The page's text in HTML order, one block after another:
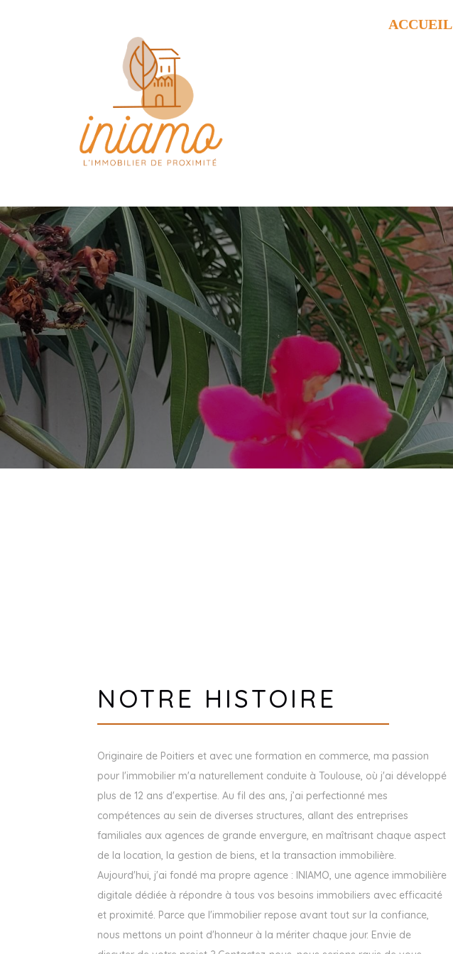
ACCUEIL
NOTRE HISTOIRE
Originaire de Poitiers et avec une formation en commerce, ma passion
pour l'immobilier m'a naturellement conduite à Toulouse, où j'ai développé
plus de 12 ans d'expertise. Au fil des ans, j’ai perfectionné mes
compétences au sein de diverses structures, allant des entreprises
familiales aux agences de grande envergure, en maîtrisant chaque aspect
de la location, la gestion de biens, et la transaction immobilière.
Aujourd'hui, j'ai fondé ma propre agence : INIAMO, une agence immobilière
digitale dédiée à répondre à tous vos besoins immobiliers avec efficacité
et proximité. Parce que l'immobilier repose avant tout sur la confiance,
nous mettons un point d'honneur à la mériter chaque jour. Envie de